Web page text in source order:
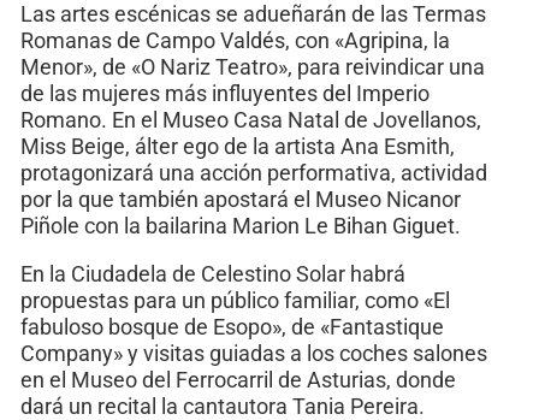
Las artes escénicas se adueñarán de las Termas
Romanas de Campo Valdés, con «Agripina, la
Menor», de «O Nariz Teatro», para reivindicar una
de las mujeres más influyentes del Imperio
Romano. En el Museo Casa Natal de Jovellanos,
Miss Beige, álter ego de la artista Ana Esmith,
protagonizará una acción performativa, actividad
por la que también apostará el Museo Nicanor
Piñole con la bailarina Marion Le Bihan Giguet.
En la Ciudadela de Celestino Solar habrá
propuestas para un público familiar, como «El
fabuloso bosque de Esopo», de «Fantastique
Company» y visitas guiadas a los coches salones
en el Museo del Ferrocarril de Asturias, donde
dará un recital la cantautora Tania Pereira.